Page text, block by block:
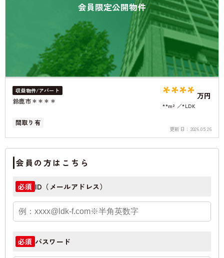
会員限定公開物件
収益物件/アパート
鈴鹿市＊＊＊＊ **** 万円
**m² *LDK
間取り有
更新日： 2026.05.26
会員の方はこちら
必須 ID（メールアドレス）
必須 パスワード